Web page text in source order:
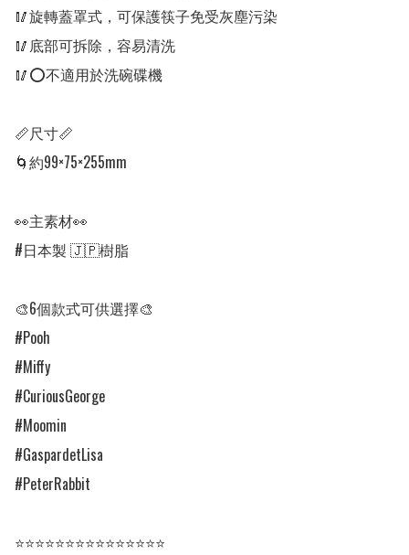
🥢旋轉蓋罩式，可保護筷子免受灰塵污染
🥢底部可拆除，容易清洗
🥢⭕️不適用於洗碗碟機
📏尺寸📏
🌀約99×75×255mm
👀主素材👀
#日本製 🇯🇵樹脂
🎨6個款式可供選擇🎨
#Pooh
#Miffy
#CuriousGeorge
#Moomin
#GaspardetLisa
#PeterRabbit
⭐⭐⭐⭐⭐⭐⭐⭐⭐⭐⭐⭐⭐⭐⭐